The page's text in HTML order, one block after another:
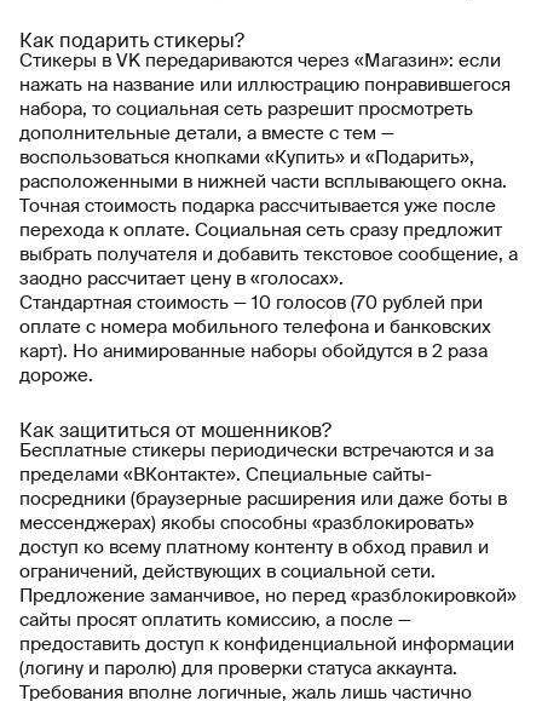
Как подарить стикеры?
Стикеры в VK передариваются через «Магазин»: если
нажать на название или иллюстрацию понравившегося
набора, то социальная сеть разрешит просмотреть
дополнительные детали, а вместе с тем —
воспользоваться кнопками «Купить» и «Подарить»,
расположенными в нижней части всплывающего окна.
Точная стоимость подарка рассчитывается уже после
перехода к оплате. Социальная сеть сразу предложит
выбрать получателя и добавить текстовое сообщение, а
заодно рассчитает цену в «голосах».
Стандартная стоимость — 10 голосов (70 рублей при
оплате с номера мобильного телефона и банковских
карт). Но анимированные наборы обойдутся в 2 раза
дороже.
Как защититься от мошенников?
Бесплатные стикеры периодически встречаются и за
пределами «ВКонтакте». Специальные сайты-
посредники (браузерные расширения или даже боты в
мессенджерах) якобы способны «разблокировать»
доступ ко всему платному контенту в обход правил и
ограничений, действующих в социальной сети.
Предложение заманчивое, но перед «разблокировкой»
сайты просят оплатить комиссию, а после —
предоставить доступ к конфиденциальной информации
(логину и паролю) для проверки статуса аккаунта.
Требования вполне логичные, жаль лишь частично